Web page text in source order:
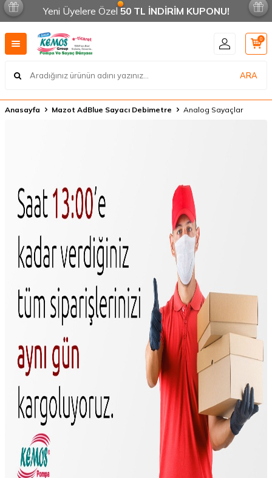
Yeni Üyelere Özel 50 TL İNDİRİM KUPONU!
ARA
0
Anasayfa Mazot AdBlue Sayacı Debimetre Analog Sayaçlar